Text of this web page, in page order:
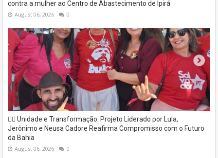
contra a mulher ao Centro de Abastecimento de Ipirá
August 06, 2026 0
✊🏽 Unidade e Transformação: Projeto Liderado por Lula,
Jerônimo e Neusa Cadore Reafirma Compromisso com o Futuro
da Bahia
August 06, 2026 0